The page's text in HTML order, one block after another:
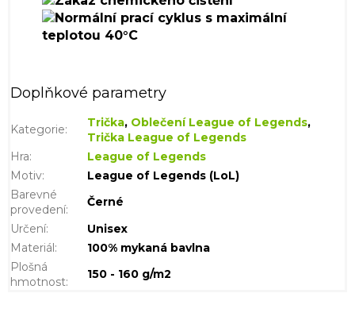
Doplňkové parametry
Kategorie: Trička, Oblečení League of Legends,
Trička League of Legends
Hra:
League of Legends
Motiv:
League of Legends (LoL)
Barevné
provedení:
Černé
Určení:
Unisex
Materiál:
100% mykaná bavlna
Plošná
hmotnost:
150 - 160 g/m2